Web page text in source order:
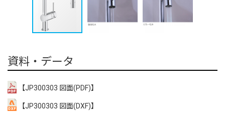
資料・データ
【JP300303 図面(PDF)】
【JP300303 図面(DXF)】